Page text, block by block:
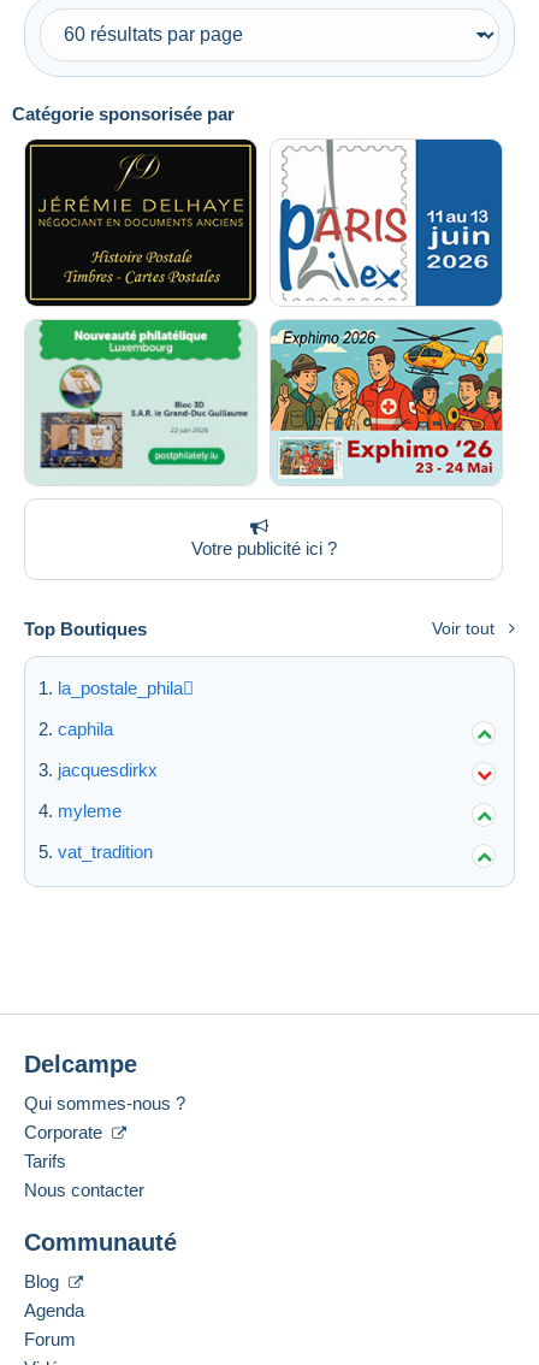
Catégorie sponsorisée par
Votre publicité ici ?
Top Boutiques Voir tout
la_postale_phila
caphila
jacquesdirkx
myleme
vat_tradition
Delcampe
Qui sommes-nous ?
Corporate
Tarifs
Nous contacter
Communauté
Blog
Agenda
Forum